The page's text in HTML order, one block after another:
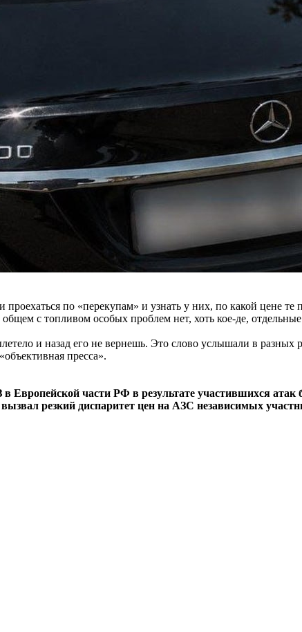
по «перекупам» и узнать у них, по какой цене
с топливом особых проблем нет, хоть кое-де,
и назад его не вернешь. Это слово услышали в разных
пресса».
Европейской части РФ в результате участившихся
резкий диспаритет цен на АЗС независимых